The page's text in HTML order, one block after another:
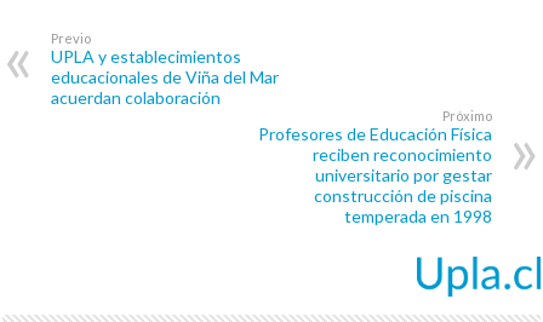
Previo
UPLA y establecimientos
educacionales de Viña del Mar
acuerdan colaboración
Próximo
Profesores de Educación Física
reciben reconocimiento
universitario por gestar
construcción de piscina
temperada en 1998